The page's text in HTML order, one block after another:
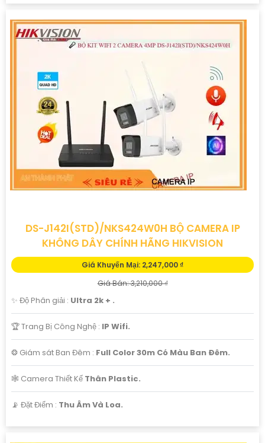
DS-J142I(STD)/NKS424W0H BỘ CAMERA IP
KHÔNG DÂY CHÍNH HÃNG HIKVISION
Giá Khuyến Mại: 2,247,000 ₫
Giá Bán: 3,210,000 ₫
✨ Độ Phân giải : Ultra 2k + .
🏆 Trang Bị Công Nghệ : IP Wifi.
❂ Giám sát Ban Đêm : Full Color 30m Có Màu Ban Ðêm.
🕸️ Camera Thiết Kế Thân Plastic.
️📡 Đặt Điểm : Thu Âm Và Loa.